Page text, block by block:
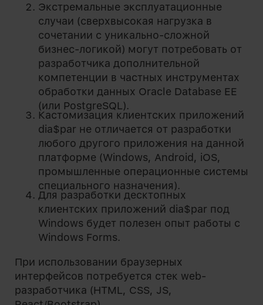
Экстремальные эксплуатационные
случаи (сверхвысокая нагрузка в
сочетании с уникально-сложной
бизнес-логикой) могут потребовать от
разработчика дополнительной
компетенции в частных инструментах
обработки данных Oracle Database EE
(или PostgreSQL).
Кастомизация клиентских приложений
dia$par не отличается от разработки
любого другого приложения на данной
платформе (Windows, Android, iOS,
промышленные операционные системы
специального назначения).
Для разработки десктопных
клиентских приложений dia$par под
Windows будет полезен опыт работы с
Windows Forms.
При использовании браузерных
интерфейсов потребуется стек web-
разработчика (HTML, CSS, JS,